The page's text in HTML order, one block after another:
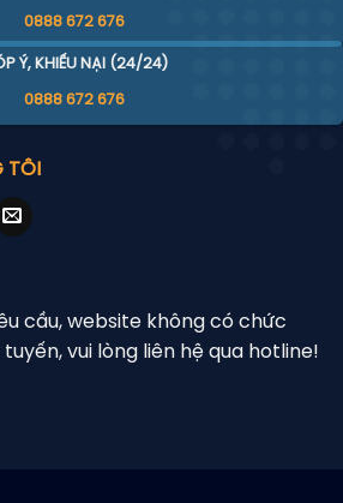
0888 672 676
Ý, KHIẾU NẠI (24/24)
0888 672 676
TÔI
cầu, website không có chức
vui lòng liên hệ qua hotline!